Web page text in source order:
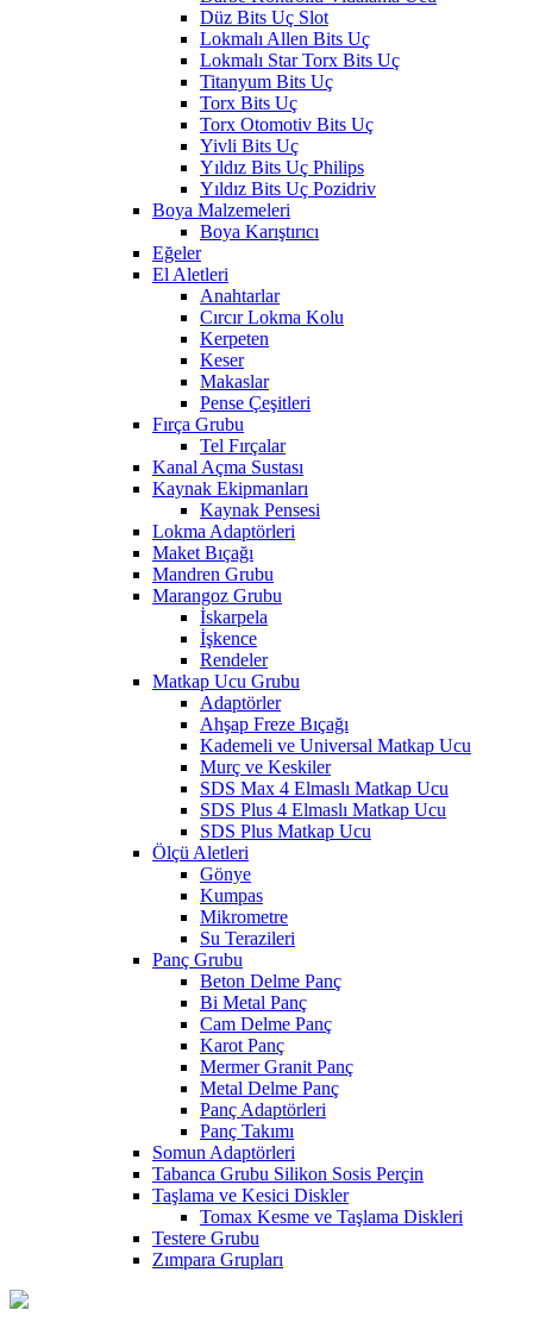
Düz Bits Uç Slot
Lokmalı Allen Bits Uç
Lokmalı Star Torx Bits Uç
Titanyum Bits Uç
Torx Bits Uç
Torx Otomotiv Bits Uç
Yivli Bits Uç
Yıldız Bits Uç Philips
Yıldız Bits Uç Pozidriv
Boya Malzemeleri
Boya Karıştırıcı
Eğeler
El Aletleri
Anahtarlar
Cırcır Lokma Kolu
Kerpeten
Keser
Makaslar
Pense Çeşitleri
Fırça Grubu
Tel Fırçalar
Kanal Açma Sustası
Kaynak Ekipmanları
Kaynak Pensesi
Lokma Adaptörleri
Maket Bıçağı
Mandren Grubu
Marangoz Grubu
İskarpela
İşkence
Rendeler
Matkap Ucu Grubu
Adaptörler
Ahşap Freze Bıçağı
Kademeli ve Universal Matkap Ucu
Murç ve Keskiler
SDS Max 4 Elmaslı Matkap Ucu
SDS Plus 4 Elmaslı Matkap Ucu
SDS Plus Matkap Ucu
Ölçü Aletleri
Gönye
Kumpas
Mikrometre
Su Terazileri
Panç Grubu
Beton Delme Panç
Bi Metal Panç
Cam Delme Panç
Karot Panç
Mermer Granit Panç
Metal Delme Panç
Panç Adaptörleri
Panç Takımı
Somun Adaptörleri
Tabanca Grubu Silikon Sosis Perçin
Taşlama ve Kesici Diskler
Tomax Kesme ve Taşlama Diskleri
Testere Grubu
Zımpara Grupları